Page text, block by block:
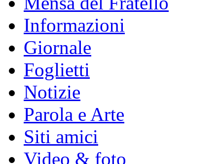
Informazioni
Giornale
Foglietti
Notizie
Parola e Arte
Siti amici
Video & foto